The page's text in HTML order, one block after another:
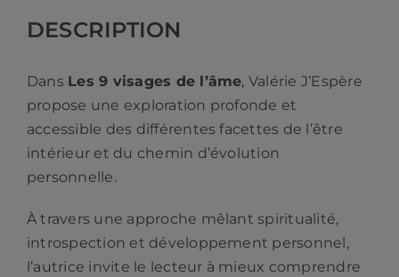
-
J'Espère
DESCRIPTION
Dans Les 9 visages de l’âme, Valérie J’Espère
propose une exploration profonde et
accessible des différentes facettes de l’être
intérieur et du chemin d’évolution
personnelle.
À travers une approche mêlant spiritualité,
introspection et développement personnel,
l’autrice invite le lecteur à mieux comprendre